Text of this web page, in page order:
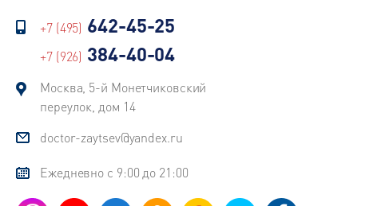
+7 (495) 642-45-25
+7 (926) 384-40-04
Москва, 5-й Монетчиковский
переулок, дом 14
doctor-zaytsev@yandex.ru
Ежедневно с 9:00 до 21:00